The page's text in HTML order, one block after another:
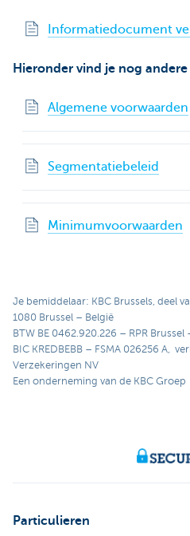
Informatiedocument
Hieronder vind je nog
Algemene voorwaarden
Segmentatiebeleid
Minimumvoorwaarden
Je bemiddelaar: KBC Brussels, deel
1080 Brussel – België
BTW BE 0462.920.226 – RPR
BIC KREDBEBB – FSMA 026256 A,
Verzekeringen NV
Een onderneming van de KBC Groep
Particulieren